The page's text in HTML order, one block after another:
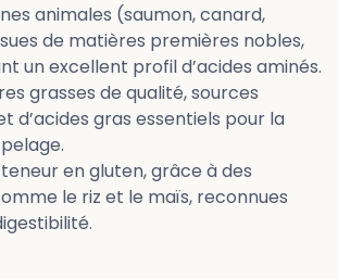
animales (saumon, canard,
de matières premières nobles,
un excellent profil d’acides aminés.
grasses de qualité, sources
d’acides gras essentiels pour la
en gluten, grâce à des
le riz et le maïs, reconnues